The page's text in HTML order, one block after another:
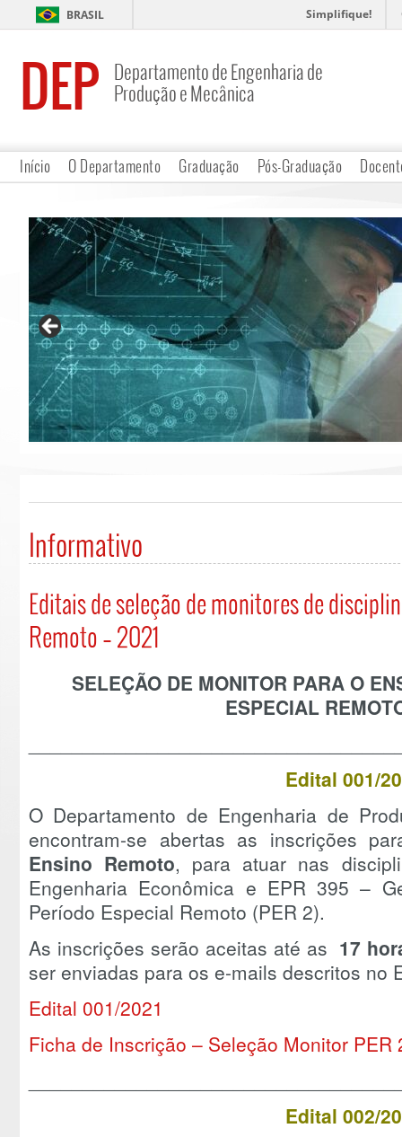
BRASIL Simplifique!
DEP
Departamento de Engenharia de
Produção e Mecânica
Início O Departamento Graduação Pós-Graduação
Informativo
Editais de seleção de monitores de
Remoto – 2021
SELEÇÃO DE MONITOR PARA O
ESPECIAL
Edital 001/
O Departamento de Engenharia de
encontram-se abertas as inscrições
Ensino Remoto, para atuar nas
Engenharia Econômica e EPR 395 –
Período Especial Remoto (PER 2).
As inscrições serão aceitas até as 17
ser enviadas para os e-mails descritos no
Edital 001/2021
Ficha de Inscrição – Seleção Monitor PER
Edital 002/